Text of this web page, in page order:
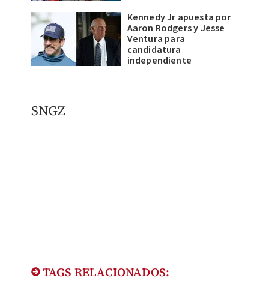
Kennedy Jr apuesta por
Aaron Rodgers y Jesse
Ventura para
candidatura
independiente
SNGZ
TAGS RELACIONADOS: